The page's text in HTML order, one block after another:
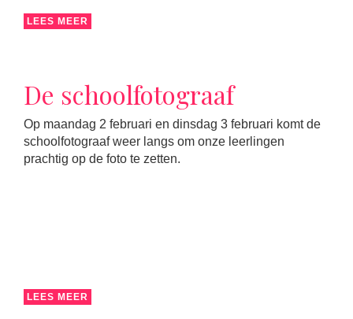
LEES MEER
De schoolfotograaf
Op maandag 2 februari en dinsdag 3 februari komt de
schoolfotograaf weer langs om onze leerlingen
prachtig op de foto te zetten.
LEES MEER